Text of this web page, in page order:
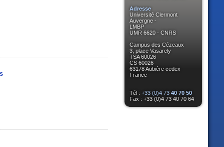
Adresse
Université Clermont
Auvergne -
LMBP
UMR 6620 - CNRS
Campus des Cézeaux
3, place Vasarely
TSA 60026
CS 60026
63178 Aubière cedex
France
Tél : +33 (0)4 73 40 70 50
Fax : +33 (0)4 73 40 70 64